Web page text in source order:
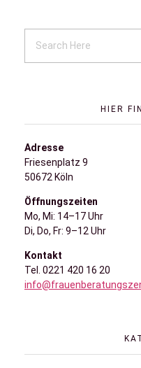
HIER
Adresse
Friesenplatz 9
50672 Köln
Öffnungszeiten
Mo, Mi: 14–17 Uhr
Di, Do, Fr: 9–12 Uhr
Kontakt
Tel. 0221 420 16 20